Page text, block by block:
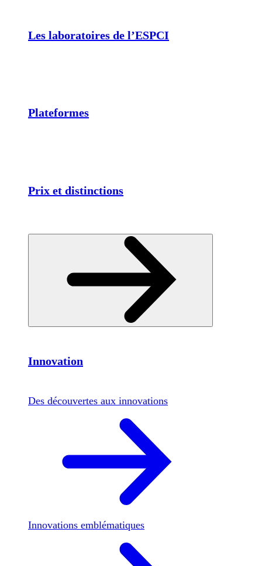
Les laboratoires de l’ESPCI
Plateformes
Prix et distinctions
Innovation
Des découvertes aux innovations
Innovations emblématiques